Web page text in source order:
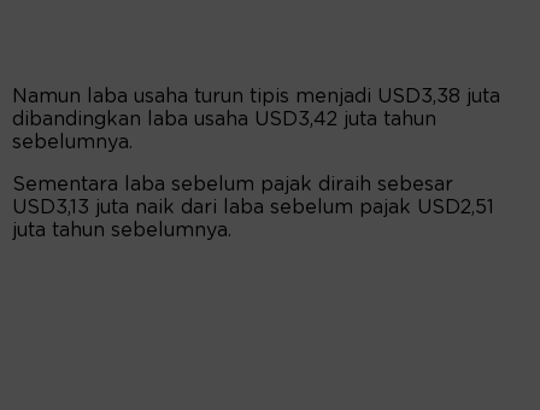
Namun laba usaha turun tipis menjadi USD3,38 juta
dibandingkan laba usaha USD3,42 juta tahun
sebelumnya.
Sementara laba sebelum pajak diraih sebesar
USD3,13 juta naik dari laba sebelum pajak USD2,51
juta tahun sebelumnya.